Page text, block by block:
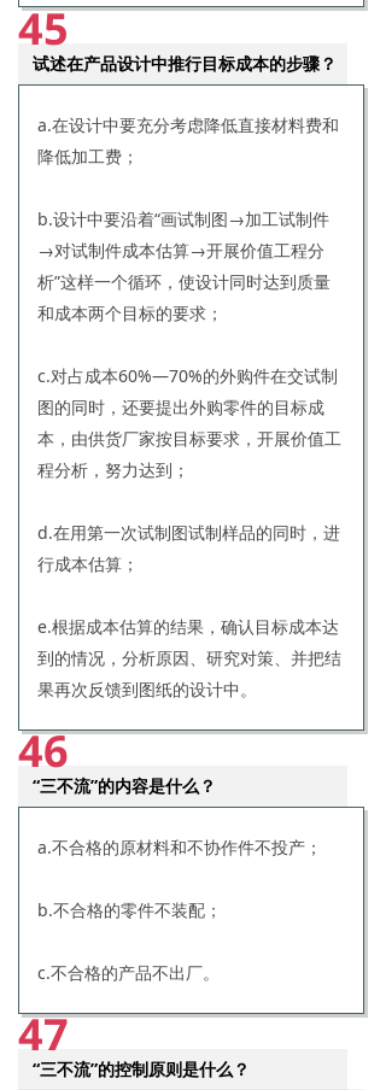
45
试述在产品设计中推行目标成本的步骤？
a.在设计中要充分考虑降低直接材料费和
降低加工费；
b.设计中要沿着“画试制图→加工试制件
→对试制件成本估算→开展价值工程分
析”这样一个循环，使设计同时达到质量
和成本两个目标的要求；
c.对占成本60%—70%的外购件在交试制
图的同时，还要提出外购零件的目标成
本，由供货厂家按目标要求，开展价值工
程分析，努力达到；
d.在用第一次试制图试制样品的同时，进
行成本估算；
e.根据成本估算的结果，确认目标成本达
到的情况，分析原因、研究对策、并把结
果再次反馈到图纸的设计中。
46
“三不流”的内容是什么？
a.不合格的原材料和不协作件不投产；
b.不合格的零件不装配；
c.不合格的产品不出厂。
47
“三不流”的控制原则是什么？